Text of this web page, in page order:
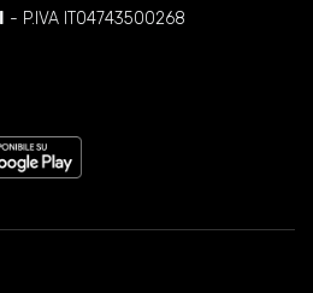
- P.IVA IT04743500268